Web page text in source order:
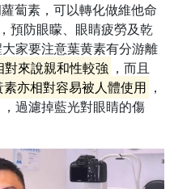
蔔素，可以轉化做維他命
預防眼矇、眼睛疲勞及乾
家要注意葉黄素有分游離
來說親和性較強 ，而且
亦相對容易被人體使用 ，
過濾掉藍光對眼睛的傷